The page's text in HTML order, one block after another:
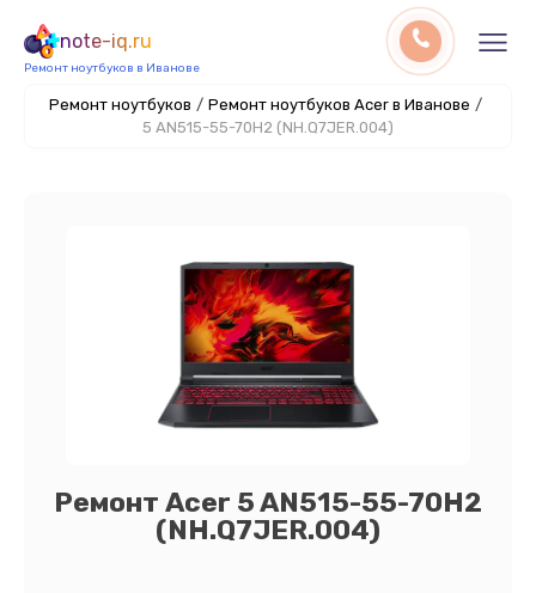
note-iq.ru
Ремонт ноутбуков в Иванове
Ремонт ноутбуков / Ремонт ноутбуков Acer в Иванове /
5 AN515-55-70H2 (NH.Q7JER.004)
Ремонт Acer 5 AN515-55-70H2
(NH.Q7JER.004)